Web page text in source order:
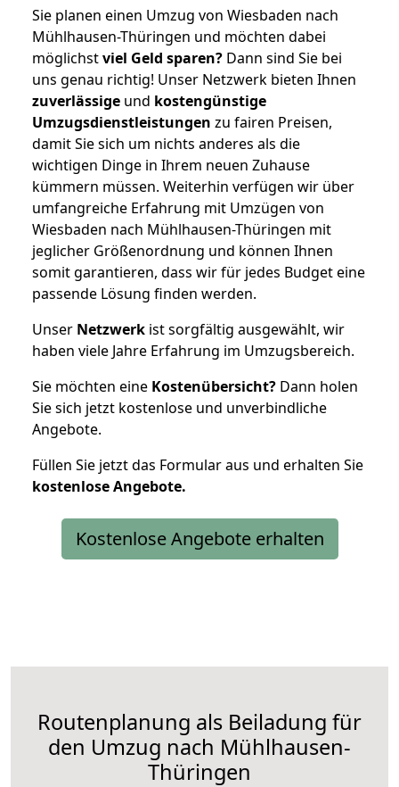
Sie planen einen Umzug von Wiesbaden nach
Mühlhausen-Thüringen und möchten dabei
möglichstviel Geld sparen? Dann sind Sie bei
uns genau richtig! Unser Netzwerk bieten Ihnen
zuverlässige und kostengünstige
Umzugsdienstleistungen zu fairen Preisen,
damit Sie sich um nichts anderes als die
wichtigen Dinge in Ihrem neuen Zuhause
kümmern müssen. Weiterhin verfügen wir über
umfangreiche Erfahrung mit Umzügen von
Wiesbaden nach Mühlhausen-Thüringen mit
jeglicher Größenordnung und können Ihnen
somit garantieren, dass wir für jedes Budget eine
passende Lösung finden werden.
Unser Netzwerk ist sorgfältig ausgewählt, wir
haben viele Jahre Erfahrung im Umzugsbereich.
Sie möchten eine Kostenübersicht? Dann holen
Sie sich jetzt kostenlose und unverbindliche
Angebote.
Füllen Sie jetzt das Formular aus und erhalten Sie
kostenloseAngebote.
Kostenlose Angebote erhalten
Routenplanung als Beiladung für
den Umzug nach Mühlhausen-
Thüringen